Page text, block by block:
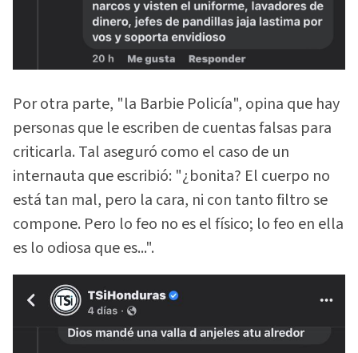
Por otra parte, "la Barbie Policía", opina que hay
personas que le escriben de cuentas falsas para
criticarla. Tal aseguró como el caso de un
internauta que escribió: "¿bonita? El cuerpo no
está tan mal, pero la cara, ni con tanto filtro se
compone. Pero lo feo no es el físico; lo feo en ella
es lo odiosa que es...".